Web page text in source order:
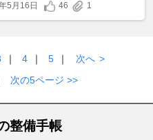
5月16日
46 1
｜ 4 ｜ 5 ｜ 次へ >
次の5ページ >>
整備手帳